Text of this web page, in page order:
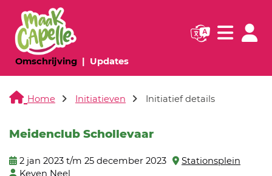
Omschrijving(huidige pagina)
Updates(huidige pagina)
Navigatie
Home Initiatieven Initiatief details
Meidenclub Schollevaar
2 jan 2023 t/m 25 december 2023
Stationsplein
Keven Neel